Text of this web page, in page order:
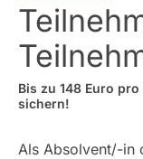
Bis zu 148 Euro
sichern!
Als Absolvent/-in